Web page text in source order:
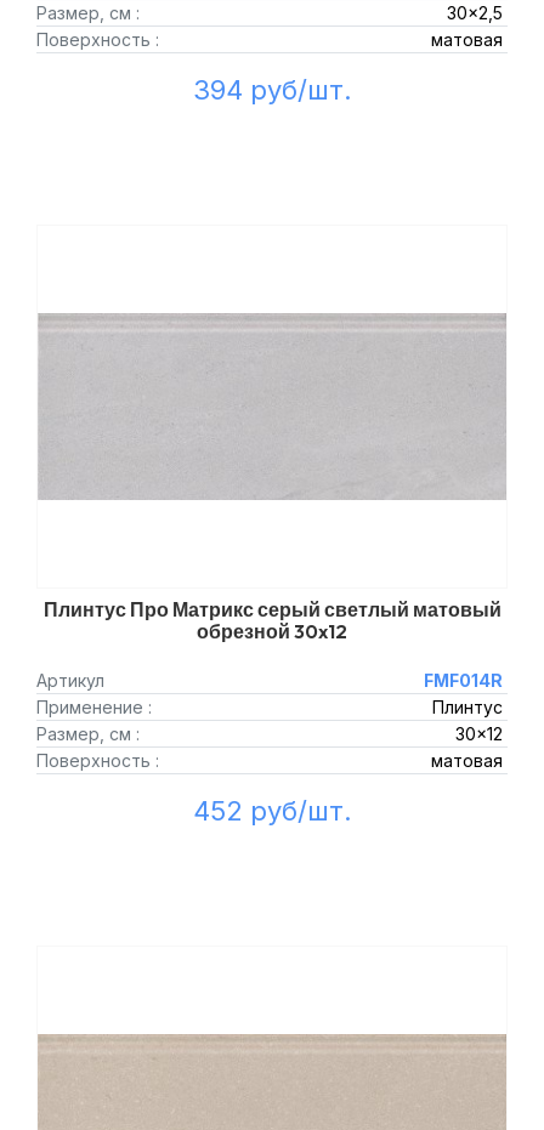
Размер, см :
30x2,5
Поверхность :
матовая
394 руб/шт.
Плинтус Про Матрикс серый светлый матовый
обрезной 30x12
Артикул
FMF014R
Применение :
Плинтус
Размер, см :
30x12
Поверхность :
матовая
452 руб/шт.